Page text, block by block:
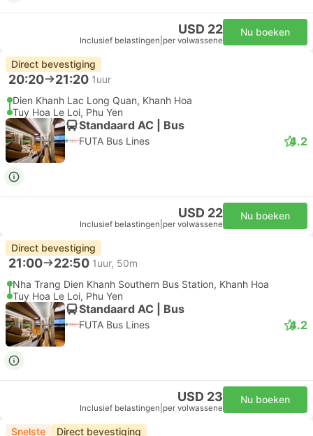
USD 22
Inclusief belastingen per volwassene
Nu boeken
Direct bevestiging
20:20 21:20 1uur
Dien Khanh Lac Long Quan, Khanh Hoa
Tuy Hoa Le Loi, Phu Yen
Standaard AC | Bus
FUTA Bus Lines 4.2
USD 22
Inclusief belastingen per volwassene
Nu boeken
Direct bevestiging
21:00 22:50 1uur, 50m
Nha Trang Dien Khanh Southern Bus Station, Khanh Hoa
Tuy Hoa Le Loi, Phu Yen
Standaard AC | Bus
FUTA Bus Lines 4.2
USD 23
Inclusief belastingen per volwassene
Nu boeken
Snelste Direct bevestiging